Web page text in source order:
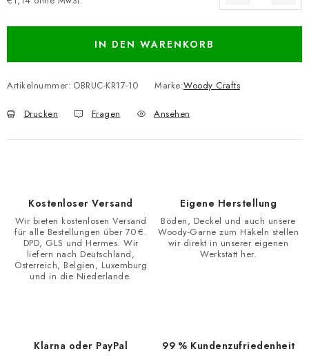
IN DEN WARENKORB
Artikelnummer: OBRUC-KR17-10 Marke:Woody Crafts
Drucken Fragen Ansehen
Kostenloser Versand
Wir bieten kostenlosen Versand
für alle Bestellungen über 70 €.
DPD, GLS und Hermes. Wir
liefern nach Deutschland,
Österreich, Belgien, Luxemburg
und in die Niederlande.
Eigene Herstellung
Böden, Deckel und auch unsere
Woody-Garne zum Häkeln stellen
wir direkt in unserer eigenen
Werkstatt her.
Klarna oder PayPal 99 % Kundenzufriedenheit